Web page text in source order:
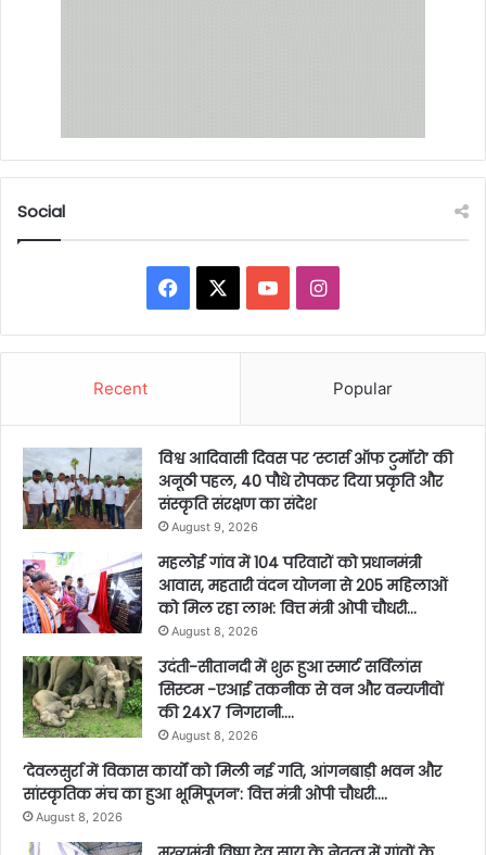
Social
Facebook YouTubeInstagram
Recent Popular
विश्व आदिवासी दिवस पर ‘स्टार्स ऑफ टुमॉरो’ की
अनूठी पहल, 40 पौधे रोपकर दिया प्रकृति और
संस्कृति संरक्षण का संदेश
August 9, 2026
महलोई गांव में 104 परिवारों को प्रधानमंत्री
आवास, महतारी वंदन योजना से 205 महिलाओं
को मिल रहा लाभ: वित्त मंत्री ओपी चौधरी…
August 8, 2026
उदंती-सीतानदी में शुरू हुआ स्मार्ट सर्विलांस
सिस्टम -एआई तकनीक से वन और वन्यजीवों
की 24X7 निगरानी….
August 8, 2026
’देवलसुर्रा में विकास कार्यों को मिली नई गति, आंगनबाड़ी भवन और
सांस्कृतिक मंच का हुआ भूमिपूजन’: वित्त मंत्री ओपी चौधरी….
August 8, 2026